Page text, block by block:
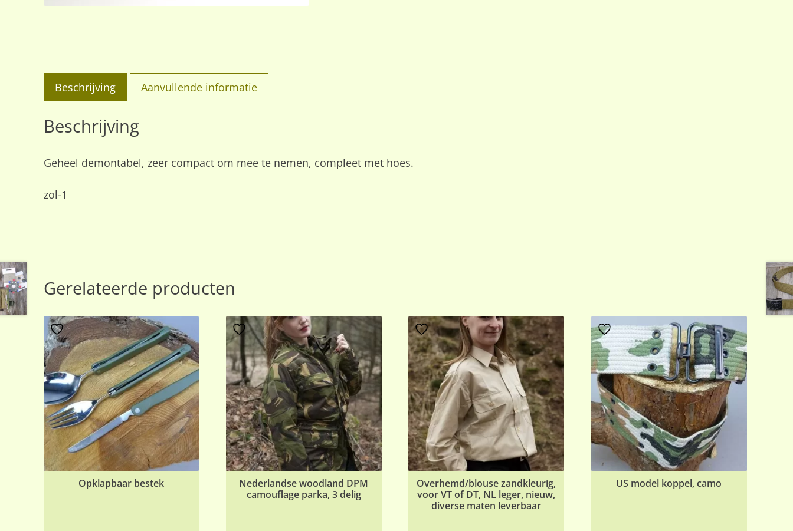
Beschrijving Aanvullende informatie
Beschrijving
Geheel demontabel, zeer compact om mee te nemen, compleet met hoes.
zol-1
Gerelateerde producten
Opklapbaar bestek
Nederlandse woodland DPM
camouflage parka, 3 delig
Overhemd/blouse zandkleurig,
voor VT of DT, NL leger, nieuw,
diverse maten leverbaar
US model koppel, camo